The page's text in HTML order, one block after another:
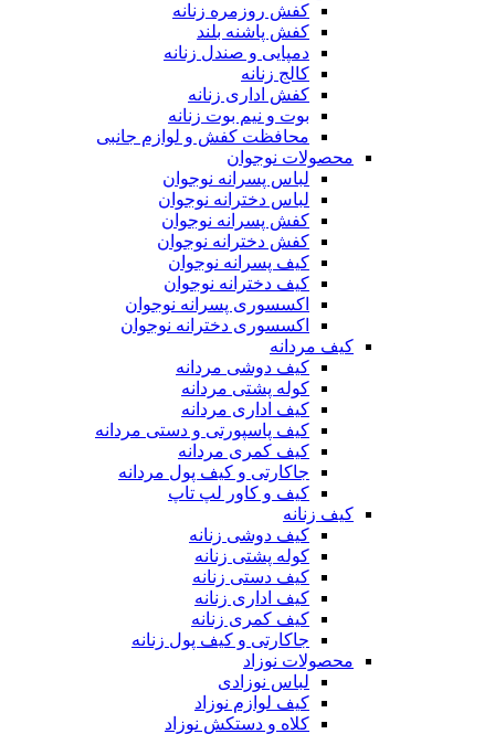
کفش روزمره زنانه
کفش پاشنه بلند
دمپایی و صندل زنانه
کالج زنانه
کفش اداری زنانه
بوت و نیم بوت زنانه
محافظت کفش و لوازم جانبی
محصولات نوجوان
لباس پسرانه نوجوان
لباس دخترانه نوجوان
کفش پسرانه نوجوان
کفش دخترانه نوجوان
کیف پسرانه نوجوان
کیف دخترانه نوجوان
اکسسوری پسرانه نوجوان
اکسسوری دخترانه نوجوان
کیف مردانه
کیف دوشی مردانه
کوله پشتی مردانه
کیف اداری مردانه
کیف پاسپورتی و دستی مردانه
کیف کمری مردانه
جاکارتی و کیف پول مردانه
کیف و کاور لپ تاپ
کیف زنانه
کیف دوشی زنانه
کوله پشتی زنانه
کیف دستی زنانه
کیف اداری زنانه
کیف کمری زنانه
جاکارتی و کیف پول زنانه
محصولات نوزاد
لباس نوزادی
کیف لوازم نوزاد
کلاه و دستکش نوزاد